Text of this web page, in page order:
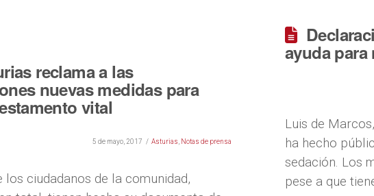
ayuda
Luis de
ha hecho
sedación. Los
pese a que
reclama a las
nuevas medidas para
vital
5 de mayo, 2017 Asturias Notas de prensa
los ciudadanos de la comunidad,